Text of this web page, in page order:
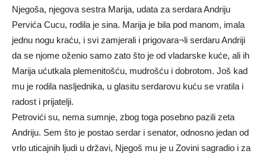
Njegoša, njegova sestra Marija, udata za serdara Andriju
Pervića Cucu, rodila je sina. Marija je bila pod manom, imala
jednu nogu kraću, i svi zamjerali i prigovara¬li serdaru Andriji
da se njome oženio samo zato što je od vladarske kuće, ali ih
Marija ućutkala plemenitošću, mudrošću i dobrotom. Još kad
mu je rodila nasljednika, u glasitu serdarovu kuću se vratila i
radost i prijatelji.
Petrovići su, nema sumnje, zbog toga posebno pazili zeta
Andriju. Sem što je postao serdar i senator, odnosno jedan od
vrlo uticajnih ljudi u državi, Njegoš mu je u Zovini sagradio i za